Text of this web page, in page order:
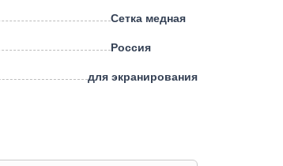
Сетка медная
Россия
для экранирования